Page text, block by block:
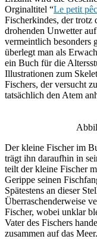
Orginaltitel “Le petit
Fischerkindes, der trotz
drohenden Unwetter
vermeintlich besonders
überlegt man als
ein Buch für die
Illustrationen zum
Fischers, der versucht
tatsächlich den Atem
Der kleine Fischer im
trägt ihn daraufhin in
teilt der kleine Fischer
Gerippe seinen
Spätestens an dieser
Überraschenderweise
Fischer, wobei unklar
Vater des Fischers
zusammen auf das Meer.